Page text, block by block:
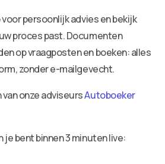
persoonlijk advies en bekijk
proces past. Documenten
op vraagposten en boeken: alles
zonder e-mailgevecht.
onze adviseursAutoboeker
je bent binnen 3 minuten live: